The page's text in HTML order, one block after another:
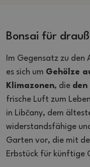
Bonsai für
Im Gegensatz zu
es sich um Gehölze
Klimazonen, die den
frische Luft zum Leben
in Libčany, dem
widerstandsfähige
Garten vor, die mit
Erbstück für künftige